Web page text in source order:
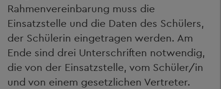
Rahmenvereinbarung muss die
Einsatzstelle und die Daten des Schülers,
der Schülerin eingetragen werden. Am
Ende sind drei Unterschriften notwendig,
die von der Einsatzstelle, vom Schüler/in
und von einem gesetzlichen Vertreter.